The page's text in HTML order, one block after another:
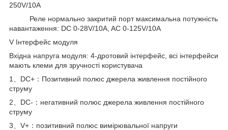
250V/10A
Реле нормально закритий порт максимальна потужність
навантаження: DC 0-28V/10A, AC 0-125V/10A
V Інтерфейс модуля
Вхідна напруга модуля: 4-дротовий інтерфейс, всі інтерфейси
мають клеми для зручності користувача
1、DC+：Позитивний полюс джерела живлення постійного
струму
2、DC-：негативний полюс джерела живлення постійного
струму
3、V+：позитивний полюс вимірювальної напруги